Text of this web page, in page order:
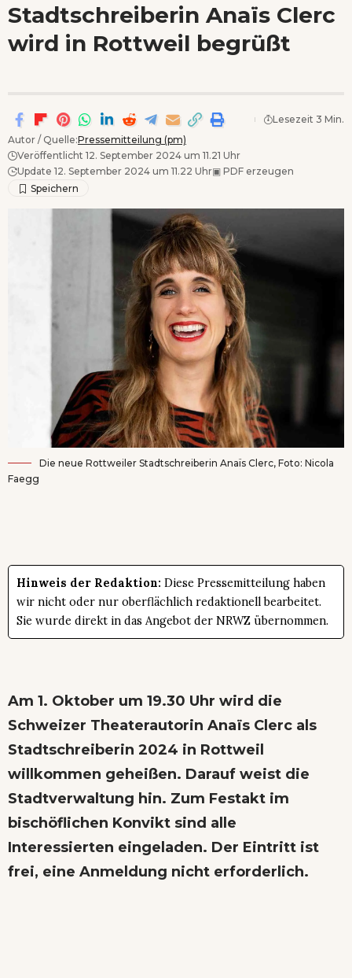
Stadtschreiberin Anaïs Clerc
wird in Rottweil begrüßt
Autor / Quelle:Pressemitteilung (pm)
Veröffentlicht 12. September 2024 um 11.21 Uhr
Update 12. September 2024 um 11.22 Uhr▣ PDF erzeugen
Lesezeit 3 Min.
Die neue Rottweiler Stadtschreiberin Anaïs Clerc, Foto: Nicola
Faegg
Hinweis der Redaktion: Diese Pressemitteilung haben
wir nicht oder nur oberflächlich redaktionell bearbeitet.
Sie wurde direkt in das Angebot der NRWZ übernommen.
Am 1. Oktober um 19.30 Uhr wird die
Schweizer Theaterautorin Anaïs Clerc als
Stadtschreiberin 2024 in Rottweil
willkommen geheißen. Darauf weist die
Stadtverwaltung hin. Zum Festakt im
bischöflichen Konvikt sind alle
Interessierten eingeladen. Der Eintritt ist
frei, eine Anmeldung nicht erforderlich.